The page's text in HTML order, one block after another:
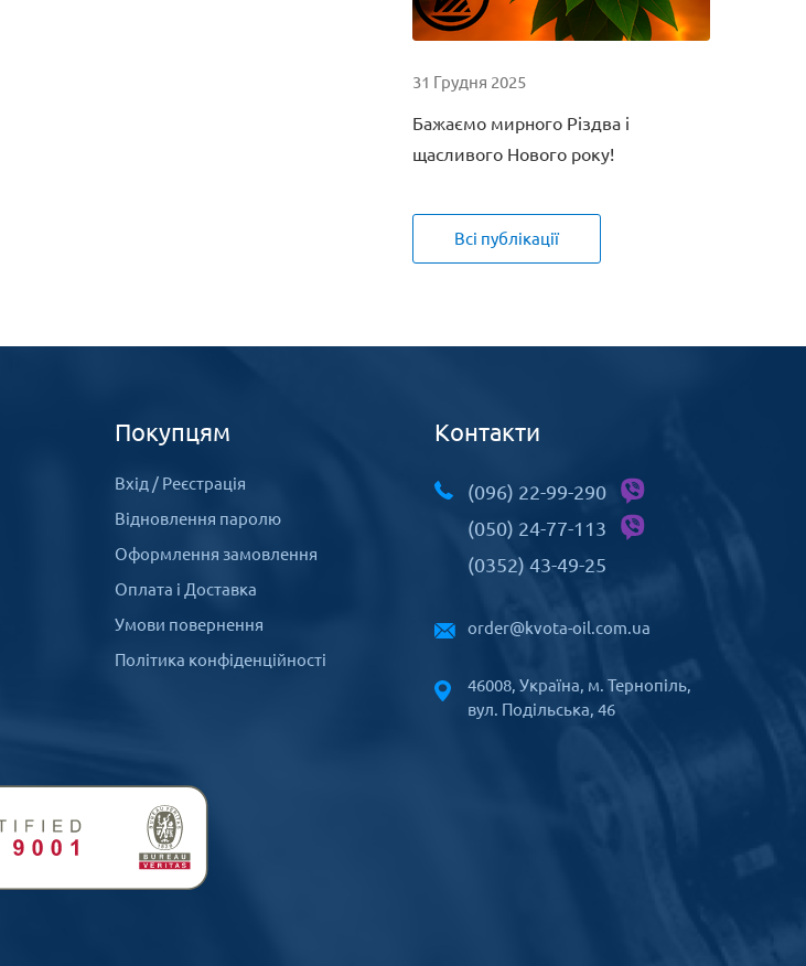
31 Грудня 2025
Бажаємо мирного Різдва і
щасливого Нового року!
Всі публікації
Покупцям
Вхід / Реєстрація
Відновлення паролю
Оформлення замовлення
Оплата і Доставка
Умови повернення
Політика конфіденційності
Контакти
(096) 22-99-290
(050) 24-77-113
(0352) 43-49-25
order@kvota-oil.com.ua
46008, Україна, м. Тернопіль,
вул. Подільська, 46